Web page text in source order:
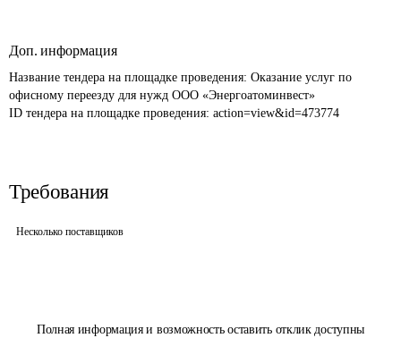
Полная информация и возможность оставить отклик доступны
Доп. информация
Название тендера на площадке проведения: Оказание услуг по
офисному переезду для нужд ООО «Энергоатоминвест»
ID тендера на площадке проведения: action=view&id=473774
Требования
Несколько поставщиков